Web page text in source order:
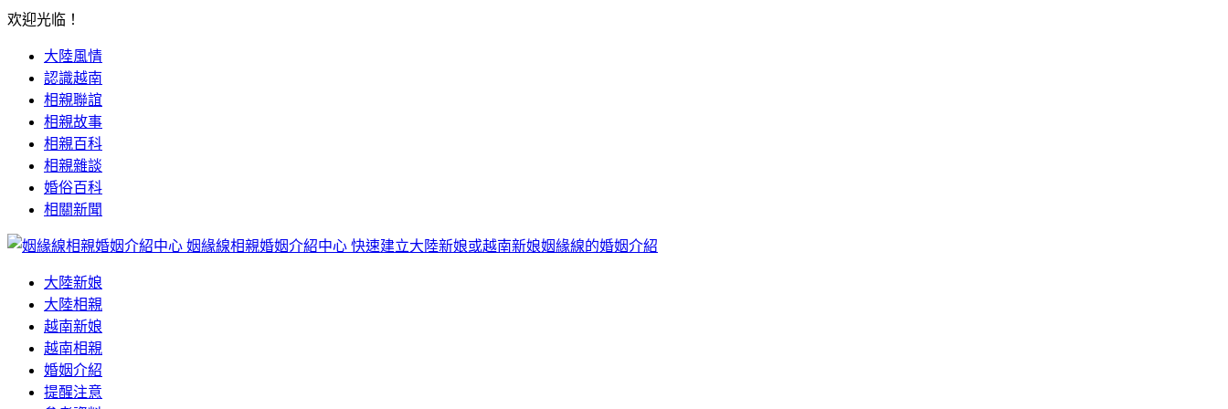
欢迎光临！
大陸風情
認識越南
相親聯誼
相親故事
相親百科
相親雜談
婚俗百科
相關新聞
姻緣線相親婚姻介紹中心 快速建立大陸新娘或越南新娘姻緣線的婚姻介紹
大陸新娘
大陸相親
越南新娘
越南相親
婚姻介紹
提醒注意